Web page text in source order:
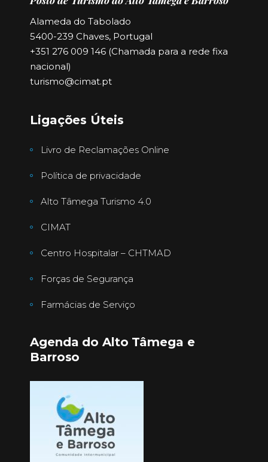
Alameda do Tabolado
5400-239 Chaves, Portugal
+351 276 009 146 (Chamada para a rede fixa
nacional)
turismo@cimat.pt
Ligações Úteis
Livro de Reclamações Online
Política de privacidade
Alto Tâmega Turismo 4.0
CIMAT
Centro Hospitalar – CHTMAD
Forças de Segurança
Farmácias de Serviço
Agenda do Alto Tâmega e
Barroso